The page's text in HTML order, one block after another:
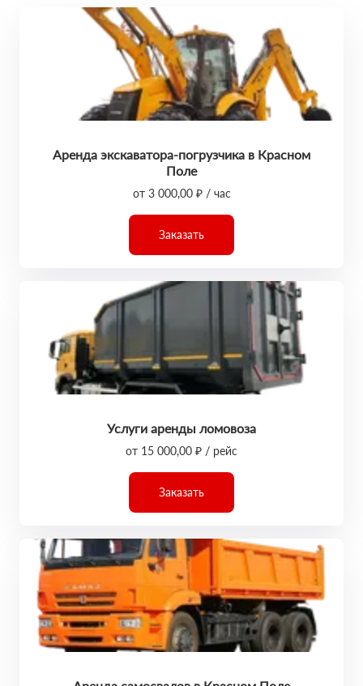
Аренда экскаватора-погрузчика в Красном
Поле
от 3 000,00 ₽ / час
Заказать
Услуги аренды ломовоза
от 15 000,00 ₽ / рейс
Заказать